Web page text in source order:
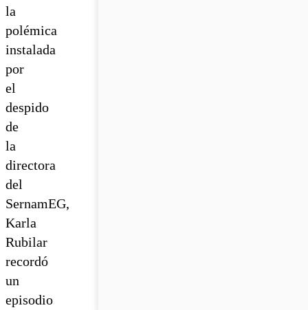
la
polémica
instalada
por
el
despido
de
la
directora
del
SernamEG,
Karla
Rubilar
recordó
un
episodio